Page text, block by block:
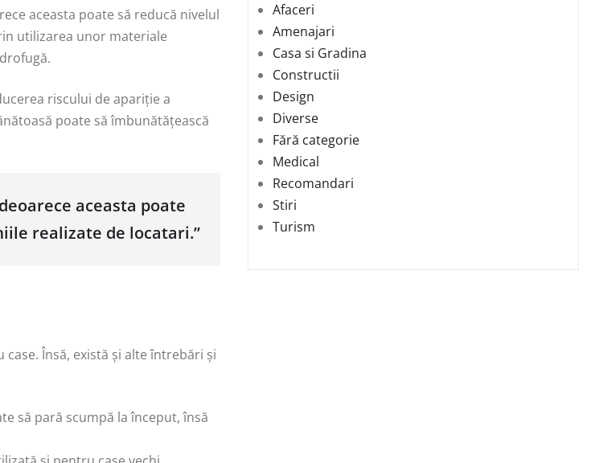
aceasta poate să reducă nivelul
utilizarea unor materiale
riscului de apariție a
poate să îmbunătățească
aceasta poate
realizate de locatari.”
Însă, există și alte întrebări și
să pară scumpă la început, însă
Afaceri
Amenajari
Casa si Gradina
Constructii
Design
Diverse
Fără categorie
Medical
Recomandari
Stiri
Turism